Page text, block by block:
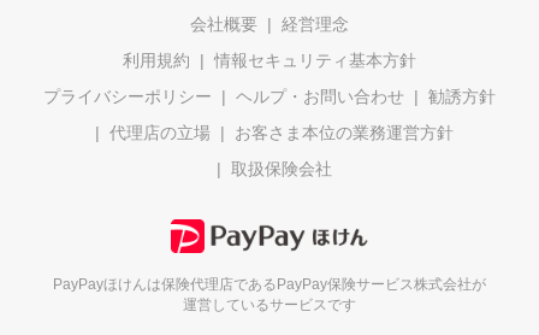
会社概要
経営理念
利用規約
情報セキュリティ基本方針
プライバシーポリシー
ヘルプ・お問い合わせ
勧誘方針
代理店の立場
お客さま本位の業務運営方針
取扱保険会社
PayPayほけんは保険代理店である PayPay保険サービス株式会社が
運営しているサービスです